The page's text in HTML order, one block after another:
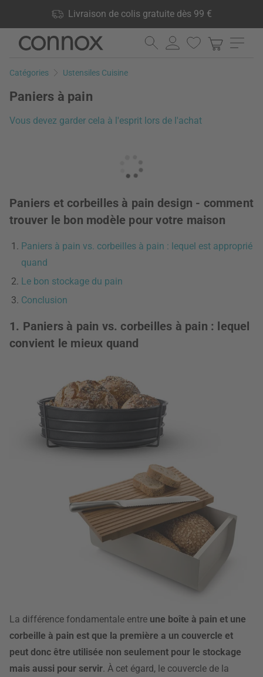
Livraison de colis gratuite dès 99 €
produits en stock, Droit de retour de 60 jours
Aller
contenu
Aller
la
Catégories Ustensiles Cuisine
Paniers à pain
Vous devez garder cela à l'esprit lors de l'achat
Paniers et corbeilles à pain design - comment
trouver le bon modèle pour votre maison
Paniers à pain vs. corbeilles à pain : lequel est approprié
quand
Le bon stockage du pain
Conclusion
1. Paniers à pain vs. corbeilles à pain : lequel
convient le mieux quand
La différence fondamentale entre une boîte à pain et une
corbeille à pain est que la première a un couvercle et
peut donc être utilisée non seulement pour le stockage
mais aussi pour servir. À cet égard, le couvercle de la